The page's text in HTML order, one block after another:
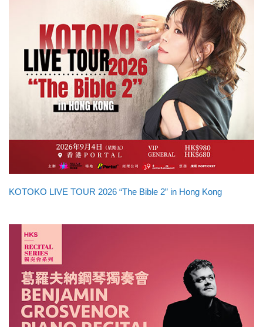
KOTOKO LIVE TOUR 2026 “The Bible 2” in Hong Kong